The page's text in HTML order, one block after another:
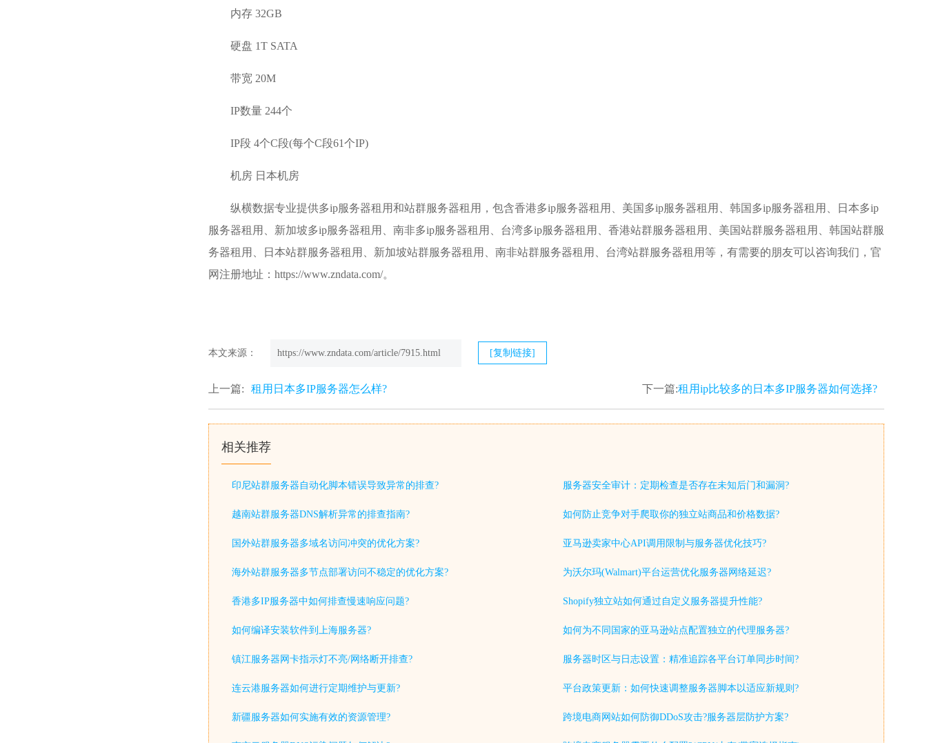
内存 32GB
硬盘 1T SATA
带宽 20M
IP数量 244个
IP段 4个C段(每个C段61个IP)
机房 日本机房
纵横数据专业提供多ip服务器租用和站群服务器租用，包含香港多ip服务器租用、美国多ip服务器租用、韩国多ip服务器租用、日本多ip
服务器租用、新加坡多ip服务器租用、南非多ip服务器租用、台湾多ip服务器租用、香港站群服务器租用、 美国站群服务器租用、韩国站群服
务器租用、日本站群服务器租用、新加坡站群服务器租用、南非站群服务器租用、 台湾站群服务器租用等，有需要的朋友可以咨询我们，官
网注册地址：https://www.zndata.com/。
本文来源： https://www.zndata.com/article/7915.html [复制链接]
上一篇: 租用日本多IP服务器怎么样? 下一篇:租用ip比较多的日本多IP服务器如何选择?
相关推荐
印尼站群服务器自动化脚本错误导致异常的排查?
越南站群服务器DNS解析异常的排查指南?
国外站群服务器多域名访问冲突的优化方案?
海外站群服务器多节点部署访问不稳定的优化方案?
香港多IP服务器中如何排查慢速响应问题?
如何编译安装软件到上海服务器?
镇江服务器网卡指示灯不亮/网络断开排查?
连云港服务器如何进行定期维护与更新?
新疆服务器如何实施有效的资源管理?
服务器安全审计：定期检查是否存在未知后门和漏洞?
如何防止竞争对手爬取你的独立站商品和价格数据?
亚马逊卖家中心API调用限制与服务器优化技巧?
为沃尔玛(Walmart)平台运营优化服务器网络延迟?
Shopify独立站如何通过自定义服务器提升性能?
如何为不同国家的亚马逊站点配置独立的代理服务器?
服务器时区与日志设置：精准追踪各平台订单同步时间?
平台政策更新：如何快速调整服务器脚本以适应新规则?
跨境电商网站如何防御DDoS攻击?服务器层防护方案?